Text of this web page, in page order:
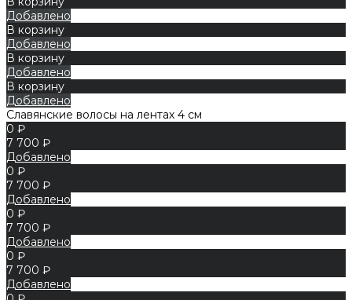
Добавлено
В корзину
Добавлено
В корзину
Добавлено
В корзину
Добавлено
Славянские волосы на лентах 4 см
0 ₽
7 700 ₽
Добавлено
0 ₽
7 700 ₽
Добавлено
0 ₽
7 700 ₽
Добавлено
0 ₽
7 700 ₽
Добавлено